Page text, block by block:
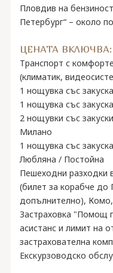
Пловдив на
Петербург“ – около
ЦЕНАТА ВКЛЮЧВА:
Транспорт с
(климатик,
1 нощувка със
1 нощувка със
2 нощувки със
Милано
1 нощувка със
Любляна / Постойна
Пешеходни разходки
(билет за корабче до
допълнително),
Застраховка "Помощ
асистанс и лимит на
застрахователна
Екскурзоводско